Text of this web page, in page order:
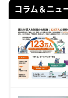
コラム＆ニュ